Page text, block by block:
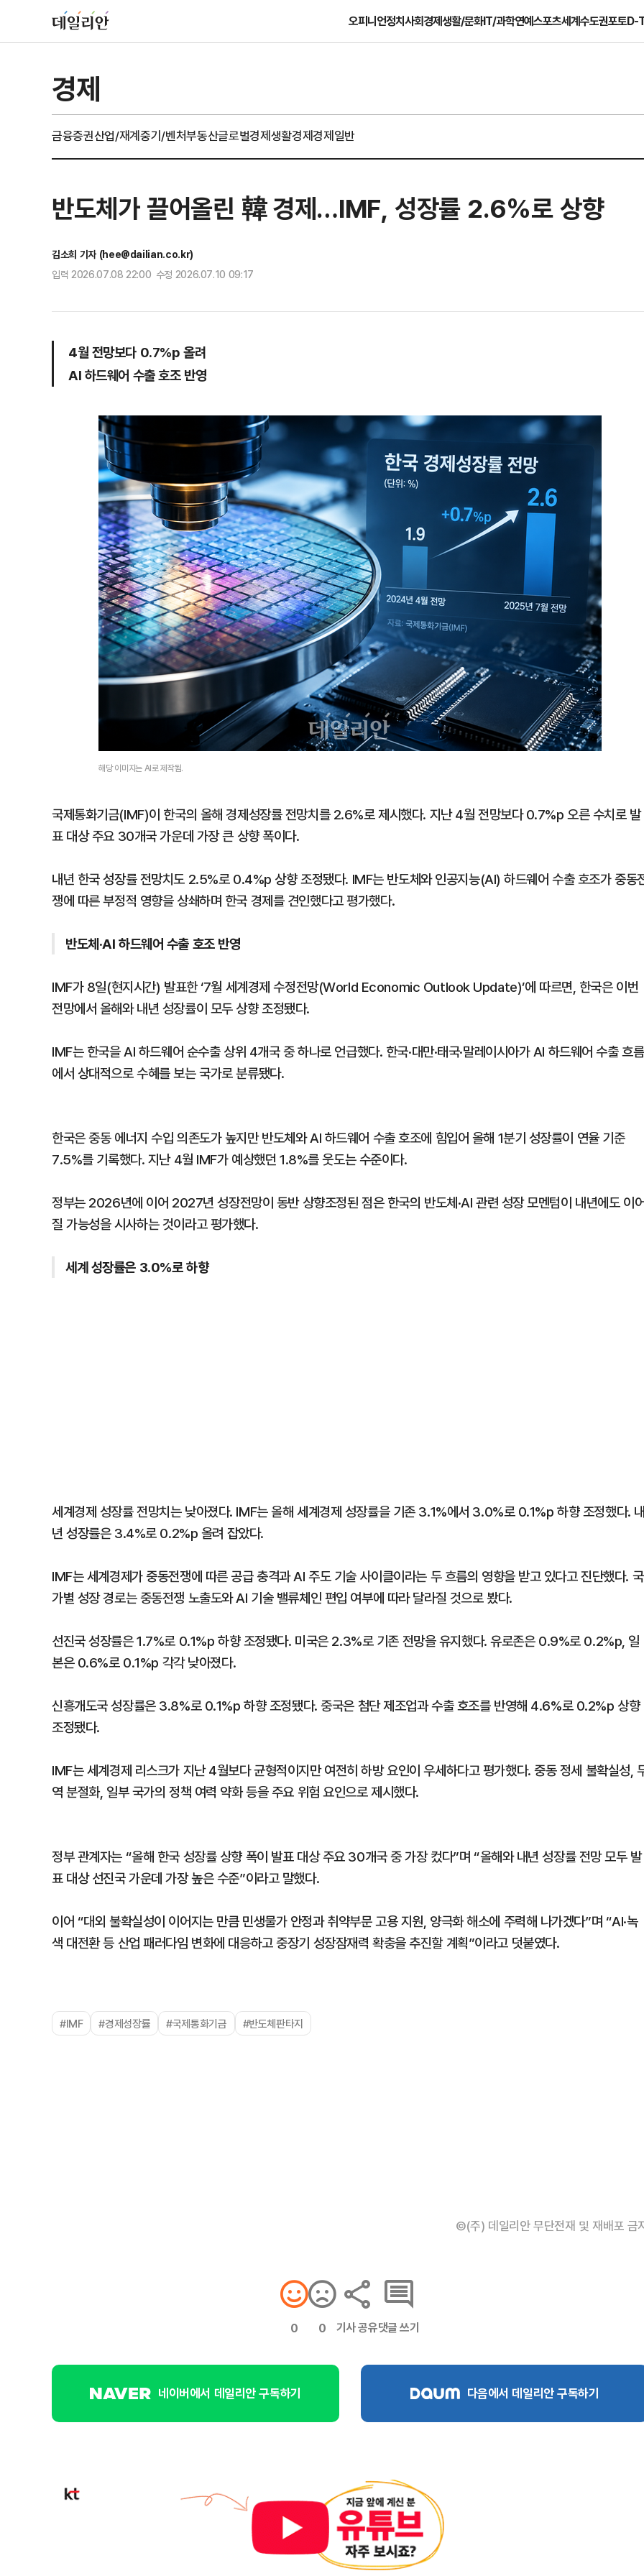
오피니언정치사회경제생활/문화IT/과학연예스포츠세계수도권포토D-
경제
금융증권산업/재계중기/벤처부동산글로벌경제생활경제경제일반
반도체가 끌어올린 韓 경제…IMF, 성장률 2.6%로 상향
김소희 기자 (hee@dailian.co.kr)
입력 2026.07.08 22:00 수정 2026.07.10 09:17
4월 전망보다 0.7%p 올려
AI 하드웨어 수출 호조 반영
해당 이미지는 AI로 제작됨.
국제통화기금(IMF)이 한국의 올해 경제성장률 전망치를 2.6%로 제시했다. 지난 4월 전망보다 0.7%p 오른 수치로 발
표 대상 주요 30개국 가운데 가장 큰 상향 폭이다.
내년 한국 성장률 전망치도 2.5%로 0.4%p 상향 조정됐다. IMF는 반도체와 인공지능(AI) 하드웨어 수출 호조가 중동
쟁에 따른 부정적 영향을 상쇄하며 한국 경제를 견인했다고 평가했다.
반도체·AI 하드웨어 수출 호조 반영
IMF가 8일(현지시간) 발표한 ‘7월 세계경제 수정전망(World Economic Outlook Update)’에 따르면, 한국은 이번
전망에서 올해와 내년 성장률이 모두 상향 조정됐다.
IMF는 한국을 AI 하드웨어 순수출 상위 4개국 중 하나로 언급했다. 한국·대만·태국·말레이시아가 AI 하드웨어 수출 흐름
에서 상대적으로 수혜를 보는 국가로 분류됐다.
한국은 중동 에너지 수입 의존도가 높지만 반도체와 AI 하드웨어 수출 호조에 힘입어 올해 1분기 성장률이 연율 기준
7.5%를 기록했다. 지난 4월 IMF가 예상했던 1.8%를 웃도는 수준이다.
정부는 2026년에 이어 2027년 성장전망이 동반 상향조정된 점은 한국의 반도체·AI 관련 성장 모멘텀이 내년에도 이
질 가능성을 시사하는 것이라고 평가했다.
세계 성장률은 3.0%로 하향
세계경제 성장률 전망치는 낮아졌다. IMF는 올해 세계경제 성장률을 기존 3.1%에서 3.0%로 0.1%p 하향 조정했다.
년 성장률은 3.4%로 0.2%p 올려 잡았다.
IMF는 세계경제가 중동전쟁에 따른 공급 충격과 AI 주도 기술 사이클이라는 두 흐름의 영향을 받고 있다고 진단했다. 국
가별 성장 경로는 중동전쟁 노출도와 AI 기술 밸류체인 편입 여부에 따라 달라질 것으로 봤다.
선진국 성장률은 1.7%로 0.1%p 하향 조정됐다. 미국은 2.3%로 기존 전망을 유지했다. 유로존은 0.9%로 0.2%p, 일
본은 0.6%로 0.1%p 각각 낮아졌다.
신흥개도국 성장률은 3.8%로 0.1%p 하향 조정됐다. 중국은 첨단 제조업과 수출 호조를 반영해 4.6%로 0.2%p 상향
조정됐다.
IMF는 세계경제 리스크가 지난 4월보다 균형적이지만 여전히 하방 요인이 우세하다고 평가했다. 중동 정세 불확실성,
역 분절화, 일부 국가의 정책 여력 약화 등을 주요 위험 요인으로 제시했다.
정부 관계자는 “올해 한국 성장률 상향 폭이 발표 대상 주요 30개국 중 가장 컸다”며 “올해와 내년 성장률 전망 모두 발
표 대상 선진국 가운데 가장 높은 수준”이라고 말했다.
이어 “대외 불확실성이 이어지는 만큼 민생물가 안정과 취약부문 고용 지원, 양극화 해소에 주력해 나가겠다”며 “AI·녹
색 대전환 등 산업 패러다임 변화에 대응하고 중장기 성장잠재력 확충을 추진할 계획”이라고 덧붙였다.
#IMF #경제성장률 #국제통화기금 #반도체판타지
©(주) 데일리안 무단전재 및 재배포 금
0 0 기사 공유댓글 쓰기
네이버에서 데일리안 구독하기 다음에서 데일리안 구독하기